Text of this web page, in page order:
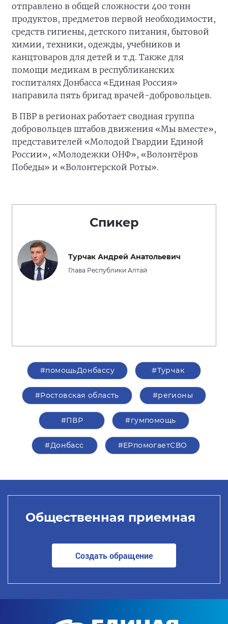
отправлено в общей сложности 400 тонн
продуктов, предметов первой необходимости,
средств гигиены, детского питания, бытовой
химии, техники, одежды, учебников и
канцтоваров для детей и т.д. Также для
помощи медикам в республиканских
госпиталях Донбасса «Единая Россия»
направила пять бригад врачей-добровольцев.
В ПВР в регионах работает сводная группа
добровольцев штабов движения «Мы вместе»,
представителей «Молодой Гвардии Единой
России», «Молодежки ОНФ», «Волонтёров
Победы» и «Волонтерской Роты».
Спикер
Турчак Андрей Анатольевич
Глава Республики Алтай
#помощьДонбассу #Турчак
#Ростовская область #регионы
#ПВР #гумпомощь
#Донбасс #ЕРпомогаетСВО
Общественная приемная
Создать обращение